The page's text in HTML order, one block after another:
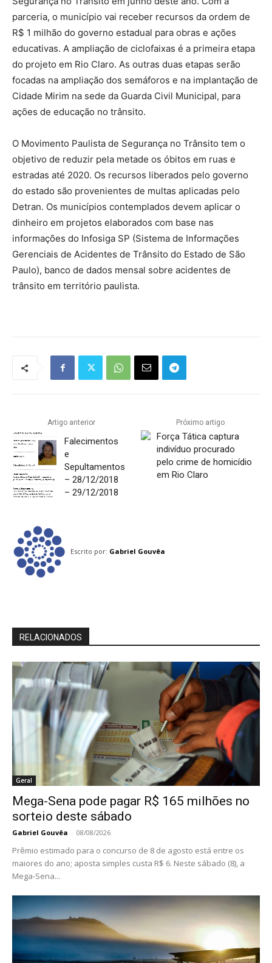
parceria, o município vai receber recursos da ordem de
R$ 1 milhão do governo estadual para obras e ações
educativas. A ampliação de ciclofaixas é a primeira etapa
do projeto em Rio Claro. As outras duas etapas serão
focadas na ampliação dos semáforos e na implantação de
Cidade Mirim na sede da Guarda Civil Municipal, para
ações de educação no trânsito.
O Movimento Paulista de Segurança no Trânsito tem o
objetivo de reduzir pela metade os óbitos em ruas e
estradas até 2020. Os recursos liberados pelo governo
do estado são provenientes de multas aplicadas pelo
Detran. Os municípios contemplados devem aplicar o
dinheiro em projetos elaborados com base nas
informações do Infosiga SP (Sistema de Informações
Gerenciais de Acidentes de Trânsito do Estado de São
Paulo), banco de dados mensal sobre acidentes de
trânsito em território paulista.
Artigo anterior
Falecimentos
e
Sepultamentos
– 28/12/2018
– 29/12/2018
Próximo artigo
Força Tática captura
indivíduo procurado
pelo crime de homicídio
em Rio Claro
Escrito por: Gabriel Gouvêa
RELACIONADOS
Geral
Mega-Sena pode pagar R$ 165 milhões no
sorteio deste sábado
Gabriel Gouvêa - 08/08/2026
Prêmio estimado para o concurso de 8 de agosto está entre os
maiores do ano; aposta simples custa R$ 6. Neste sábado (8), a
Mega-Sena...